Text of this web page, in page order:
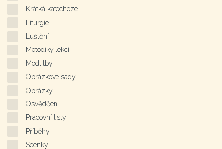
Krátká katecheze
Liturgie
Luštění
Metodiky lekcí
Modlitby
Obrázkové sady
Obrázky
Osvědčení
Pracovní listy
Příběhy
Scénky